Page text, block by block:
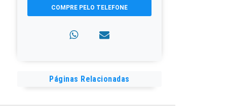
COMPRE PELO TELEFONE
Páginas Relacionadas